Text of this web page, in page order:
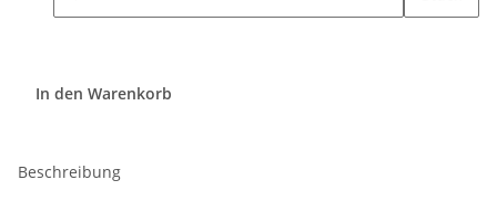
In den Warenkorb
Beschreibung